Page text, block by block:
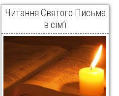
Читання Святого Письма
в сім’ї